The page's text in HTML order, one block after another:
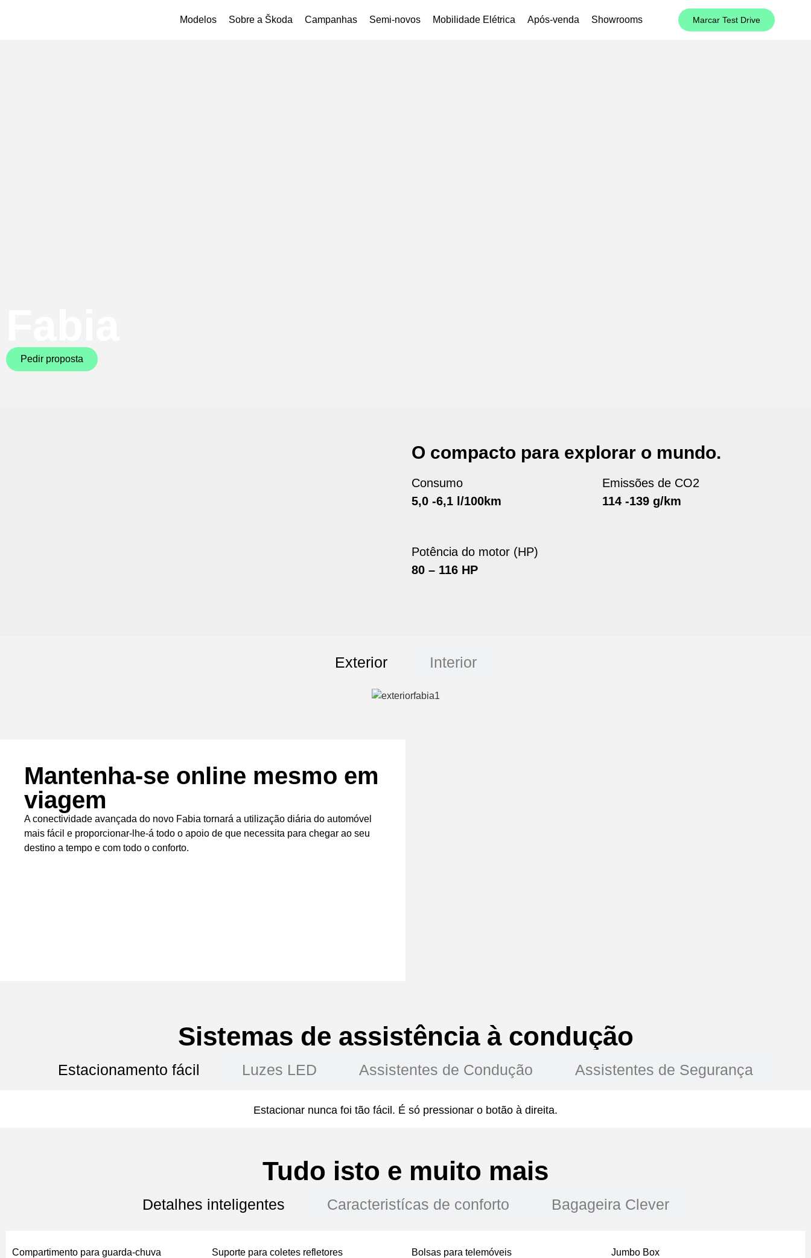
Modelos Sobre a Škoda Campanhas Semi-novos Mobilidade Elétrica Após-venda Showrooms Marcar Test Drive
Pedir proposta
O compacto para explorar o mundo.
Consumo
5,0 -6,1 l/100km
Emissões de CO2
114 -139 g/km
Potência do motor (HP)
80 – 116 HP
Exterior Interior
Mantenha-se online mesmo em
viagem
A conectividade avançada do novo Fabia tornará a utilização diária do automóvel
mais fácil e proporcionar-lhe-á todo o apoio de que necessita para chegar ao seu
destino a tempo e com todo o conforto.
Sistemas de assistência à condução
Estacionamento fácil Luzes LED Assistentes de Condução Assistentes de Segurança
Estacionar nunca foi tão fácil. É só pressionar o botão à direita.
Tudo isto e muito mais
Detalhes inteligentes Caracteristícas de conforto Bagageira Clever
Compartimento para guarda-chuva Suporte para coletes refletores Bolsas para telemóveis Jumbo Box